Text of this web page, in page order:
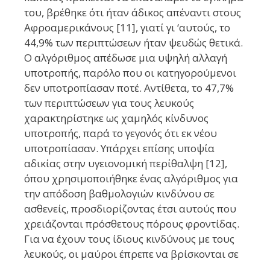
του, βρέθηκε ότι ήταν άδικος απέναντι στους
Αφροαμερικάνους [11], γιατί γι ‘αυτούς, το
44,9% των περιπτώσεων ήταν ψευδώς θετικά.
Ο αλγόριθμος απέδωσε μια υψηλή αλλαγή
υποτροπής, παρόλο που οι κατηγορούμενοι
δεν υποτροπίασαν ποτέ. Αντίθετα, το 47,7%
των περιπτώσεων για τους λευκούς
χαρακτηρίστηκε ως χαμηλός κίνδυνος
υποτροπής, παρά το γεγονός ότι εκ νέου
υποτροπίασαν. Υπάρχει επίσης υποψία
αδικίας στην υγειονομική περίθαλψη [12],
όπου χρησιμοποιήθηκε ένας αλγόριθμος για
την απόδοση βαθμολογιών κινδύνου σε
ασθενείς, προσδιορίζοντας έτσι αυτούς που
χρειάζονται πρόσθετους πόρους φροντίδας.
Για να έχουν τους ίδιους κινδύνους με τους
λευκούς, οι μαύροι έπρεπε να βρίσκονται σε